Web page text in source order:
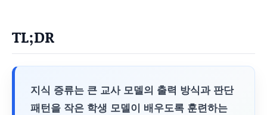
TL;DR
지식 증류는 큰 교사 모델의 출력 방식과 판단
패턴을 작은 학생 모델이 배우도록 훈련하는